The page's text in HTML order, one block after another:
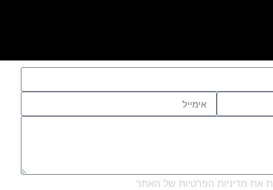
מדיניות הפרטיות של האתר